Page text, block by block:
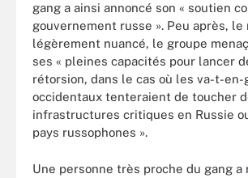
gang a ainsi annoncé son « soutien
gouvernement russe ». Peu après, le
légèrement nuancé, le groupe
ses « pleines capacités pour lancer
rétorsion, dans le cas où les va-t-en-
occidentaux tenteraient de toucher
infrastructures critiques en Russie
pays russophones ».
Une personne très proche du gang a